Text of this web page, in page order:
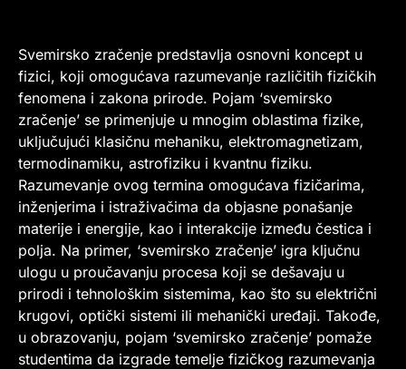
Svemirsko zračenje predstavlja osnovni koncept u
fizici, koji omogućava razumevanje različitih fizičkih
fenomena i zakona prirode. Pojam ‘svemirsko
zračenje’ se primenjuje u mnogim oblastima fizike,
uključujući klasičnu mehaniku, elektromagnetizam,
termodinamiku, astrofiziku i kvantnu fiziku.
Razumevanje ovog termina omogućava fizičarima,
inženjerima i istraživačima da objasne ponašanje
materije i energije, kao i interakcije između čestica i
polja. Na primer, ‘svemirsko zračenje’ igra ključnu
ulogu u proučavanju procesa koji se dešavaju u
prirodi i tehnološkim sistemima, kao što su električni
krugovi, optički sistemi ili mehanički uređaji. Takođe,
u obrazovanju, pojam ‘svemirsko zračenje’ pomaže
studentima da izgrade temelje fizičkog razumevanja